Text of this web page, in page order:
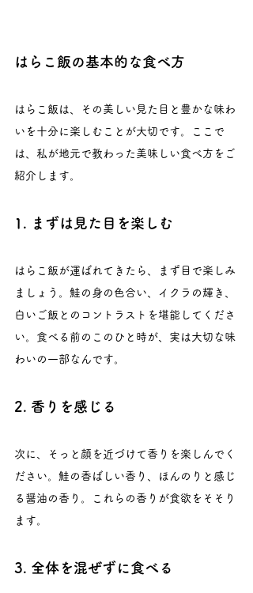
はらこ飯の基本的な食べ方
はらこ飯は、その美しい見た目と豊かな味わ
いを十分に楽しむことが大切です。ここで
は、私が地元で教わった美味しい食べ方をご
紹介します。
1. まずは見た目を楽しむ
はらこ飯が運ばれてきたら、まず目で楽しみ
ましょう。鮭の身の色合い、イクラの輝き、
白いご飯とのコントラストを堪能してくださ
い。食べる前のこのひと時が、実は大切な味
わいの一部なんです。
2. 香りを感じる
次に、そっと顔を近づけて香りを楽しんでく
ださい。鮭の香ばしい香り、ほんのりと感じ
る醤油の香り。これらの香りが食欲をそそり
ます。
3. 全体を混ぜずに食べる